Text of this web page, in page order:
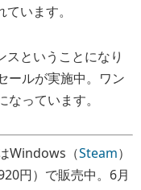
います。
ということになり
ールが実施中。ワン
っています。
Windows（Steam）
円）で販売中。6月